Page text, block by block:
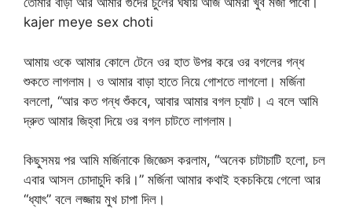
kajer meye sex choti
আমায় ওকে আমার কোলে টেনে ওর হাত উপর করে ওর বগলের গন্ধ
শুকতে লাগলাম। ও আমার বাড়া হাতে নিয়ে গোশতে লাগলো। মর্জিনা
বললো, “আর কত গন্ধ শুঁকবে, আবার আমার বগল চ্যাট। এ বলে আমি
দ্রুত আমার জিহ্বা দিয়ে ওর বগল চাটতে লাগলাম।
কিছুসময় পর আমি মর্জিনাকে জিজ্ঞেস করলাম, “অনেক চাটাচাটি হলো, চল
এবার আসল চোদাচুদি করি।” মর্জিনা আমার কথাই হকচকিয়ে গেলো আর
“ধ্যাৎ” বলে লজ্জায় মুখ চাপা দিল।